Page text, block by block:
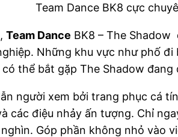
Team Dance BK8 cực
Team Dance BK8 –The Shadow
Những khu vực như phố
có thể bắt gặp The Shadow
người xem bởi trang phục cá
các điệu nhảy ấn tượng. Chỉ
Góp phần không nhỏ vào